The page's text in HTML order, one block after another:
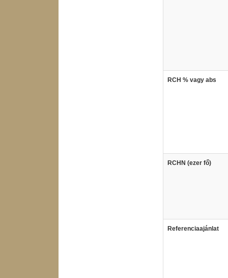
RCH % vagy abs
RCHN (ezer fő)
Referenciaajánlat